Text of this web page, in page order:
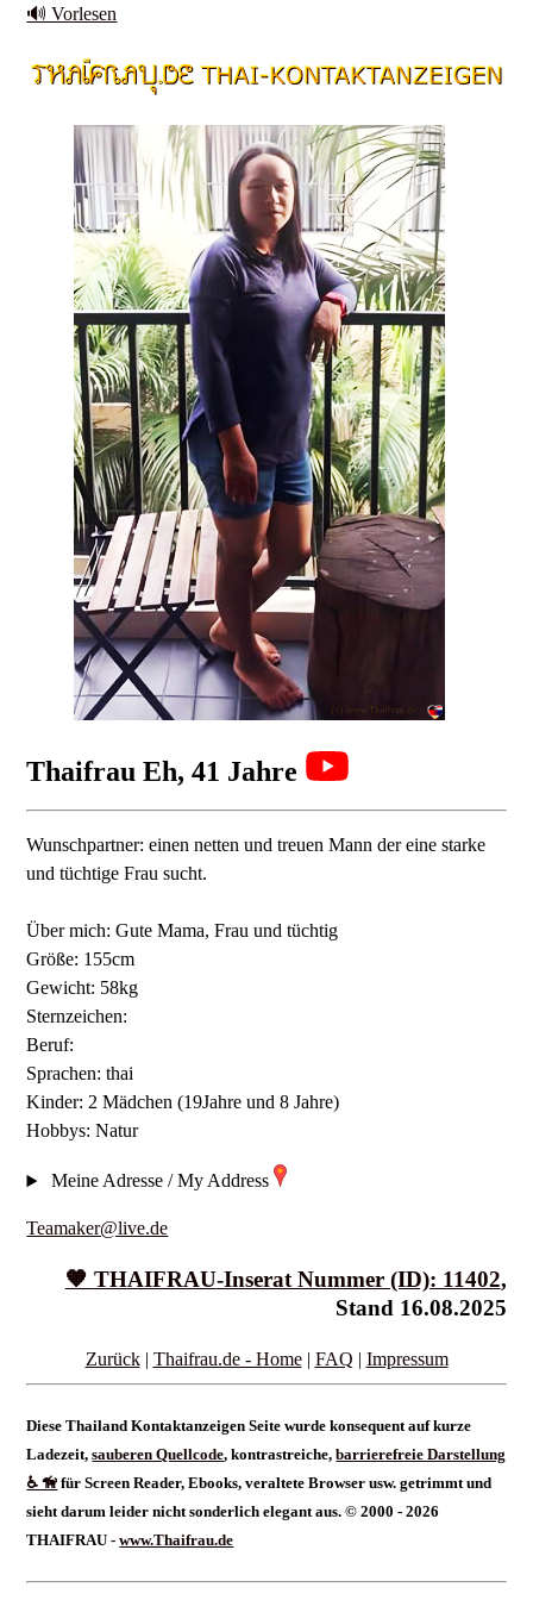
🔊 Vorlesen
Thaifrau Eh, 41 Jahre
Wunschpartner: einen netten und treuen Mann der eine starke
und tüchtige Frau sucht.
Über mich: Gute Mama, Frau und tüchtig
Größe: 155cm
Gewicht: 58kg
Sternzeichen:
Beruf:
Sprachen: thai
Kinder: 2 Mädchen (19Jahre und 8 Jahre)
Hobbys: Natur
Meine Adresse / My Address
Teamaker@live.de
🧡 THAIFRAU-Inserat Nummer (ID): 11402,
Stand 16.08.2025
Zurück| Thaifrau.de - Home| FAQ | Impressum
Diese Thailand Kontaktanzeigen Seite wurde konsequent auf kurze
Ladezeit,sauberen Quellcode, kontrastreiche,barrierefreie Darstellung
♿ 🦮 für Screen Reader, Ebooks, veraltete Browser usw. getrimmt und
sieht darum leider nicht sonderlich elegant aus. © 2000 - 2026
THAIFRAU -www.Thaifrau.de